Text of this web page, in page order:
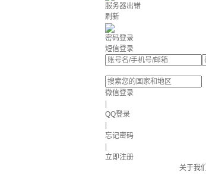
服务器出错
刷新
密码登录
短信登录
微信登录
QQ登录
忘记密码
立即注册
关于我们